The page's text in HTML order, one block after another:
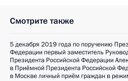
Смотрите также
5 декабря 2019 года по поручению
Федерации первый заместитель
Президента Российской Федерации
в Приёмной Президента Российской
в Москве личный приём граждан в